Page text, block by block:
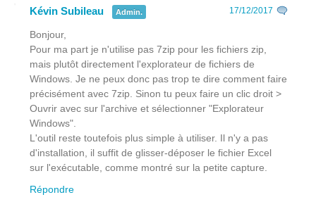
Kévin Subileau Admin. 17/12/2017
Bonjour,
Pour ma part je n'utilise pas 7zip pour les fichiers zip,
mais plutôt directement l'explorateur de fichiers de
Windows. Je ne peux donc pas trop te dire comment faire
précisément avec 7zip. Sinon tu peux faire un clic droit >
Ouvrir avec sur l'archive et sélectionner "Explorateur
Windows".
L'outil reste toutefois plus simple à utiliser. Il n'y a pas
d'installation, il suffit de glisser-déposer le fichier Excel
sur l'exécutable, comme montré sur la petite capture.
Répondre